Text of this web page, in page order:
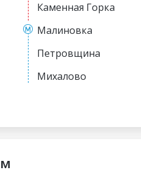
Каменная Горка
Малиновка
Петровщина
Михалово